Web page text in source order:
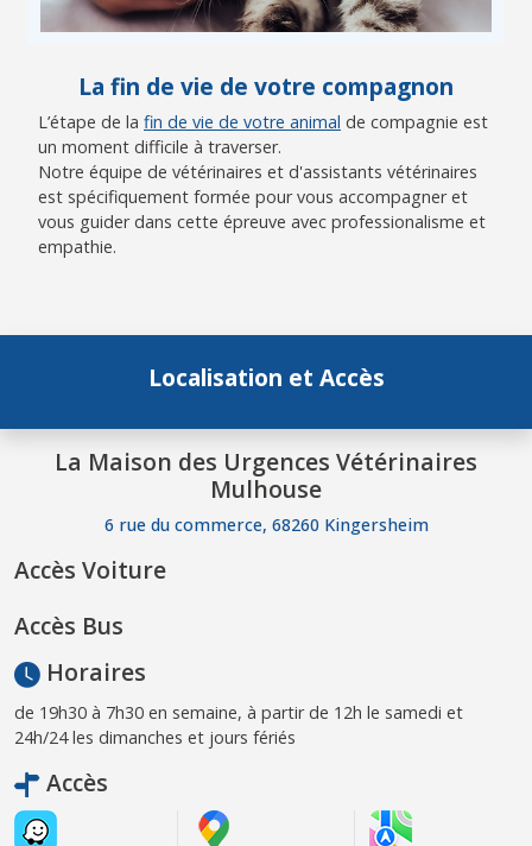
La fin de vie de votre compagnon
L’étape de la fin de vie de votre animal de compagnie est
un moment difficile à traverser.
Notre équipe de vétérinaires et d'assistants vétérinaires
est spécifiquement formée pour vous accompagner et
vous guider dans cette épreuve avec professionalisme et
empathie.
Localisation et Accès
La Maison des Urgences Vétérinaires
Mulhouse
6 rue du commerce, 68260 Kingersheim
Accès Voiture
Accès Bus
Horaires
de 19h30 à 7h30 en semaine, à partir de 12h le samedi et
24h/24 les dimanches et jours fériés
Accès